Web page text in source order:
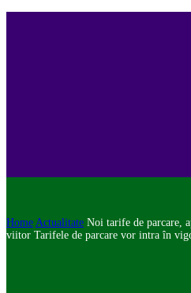
Home Actualitate Noi tarife de parcare,
viitor Tarifele de parcare vor intra în